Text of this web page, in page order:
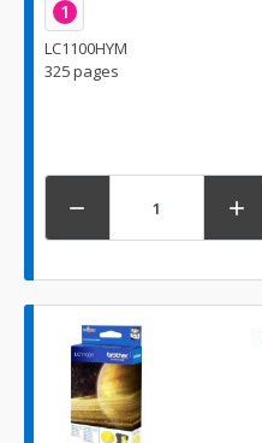
1
LC1100HYM
325 pages
 